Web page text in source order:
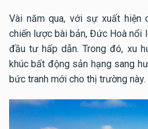
Vài năm qua, với sự xuất
chiến lược bài bản, Đức Hoà nổi
đầu tư hấp dẫn. Trong đó, xu
khúc bất động sản hạng sang
bức tranh mới cho thị trường này.